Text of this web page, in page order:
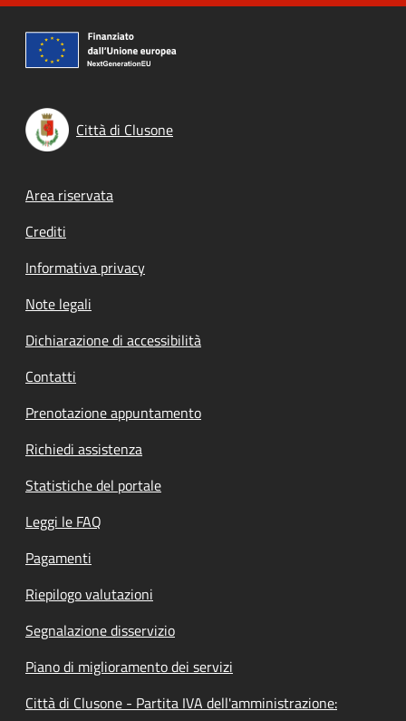
Città di Clusone
Footer menu
Area riservata
Crediti
Informativa privacy
Note legali
Dichiarazione di accessibilità
Contatti
Prenotazione appuntamento
Richiedi assistenza
Statistiche del portale
Leggi le FAQ
Pagamenti
Riepilogo valutazioni
Segnalazione disservizio
Piano di miglioramento dei servizi
Città di Clusone - Partita IVA dell'amministrazione: